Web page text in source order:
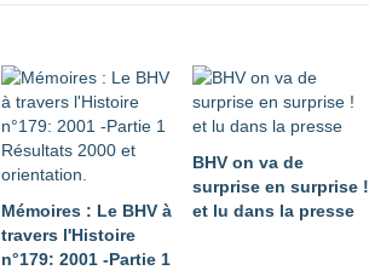
Mémoires : Le BHV à
travers l'Histoire
n°179: 2001 -Partie 1
BHV on va de
surprise en surprise !
et lu dans la presse